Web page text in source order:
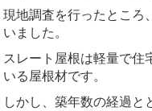
現地調査を行ったところ
いました。
スレート屋根は軽量で住
いる屋根材です。
しかし、築年数の経過と